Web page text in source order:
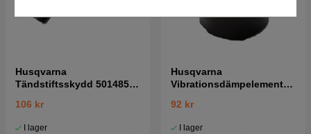
Husqvarna
Tändstiftsskydd 5014854-
106 kr
I lager
Husqvarna
Vibrationsdämpelement
92 kr
I lager